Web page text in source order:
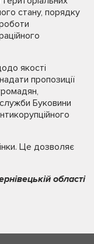
стану, порядку
якості
пропозиції
Буковини
Це дозволяє
області